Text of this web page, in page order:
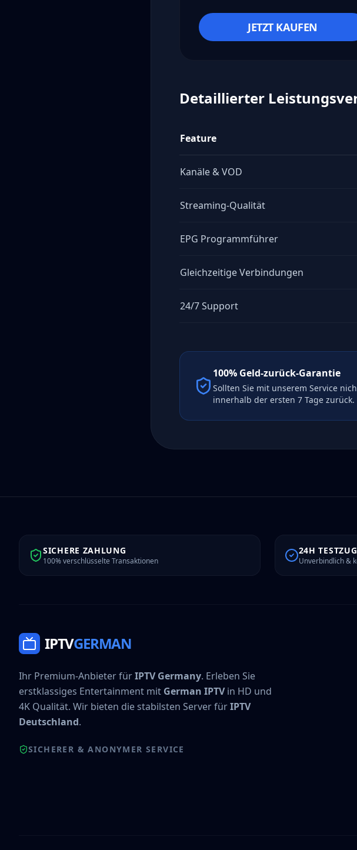
JETZT KAUFEN
Detaillierter
Feature
Kanäle & VOD
Streaming-Qualität
EPG Programmführer
Gleichzeitige Verbindungen
24/7 Support
100% Geld-zurück-Garantie
Sollten Sie mit unserem Service
innerhalb der ersten 7 Tage zurück.
SICHERE ZAHLUNG
100% verschlüsselte Transaktionen
24H
Unverbindlich &
IPTVGERMAN
Ihr Premium-Anbieter fürIPTV Germany. Erleben Sie
erstklassiges Entertainment mit German IPTVin HD und
4K Qualität. Wir bieten die stabilsten Server fürIPTV
Deutschland.
SICHERER & ANONYMER SERVICE